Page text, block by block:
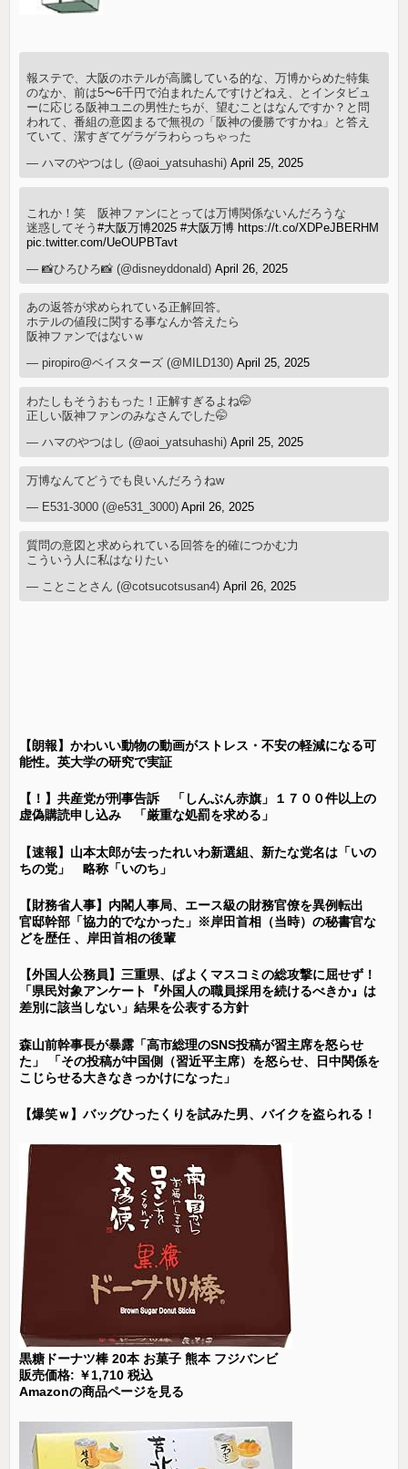
報ステで、大阪のホテルが高騰している的な、万博からめた特集
のなか、前は5〜6千円で泊まれたんですけどねえ、とインタビュ
ーに応じる阪神ユニの男性たちが、望むことはなんですか？と問
われて、番組の意図まるで無視の「阪神の優勝ですかね」と答え
ていて、潔すぎてゲラゲラわらっちゃった
— ハマのやつはし (@aoi_yatsuhashi)April 25, 2025
これか！笑 阪神ファンにとっては万博関係ないんだろうな
迷惑してそう#大阪万博2025 #大阪万博 https://t.co/XDPeJBERHM
pic.twitter.com/UeOUPBTavt
— 📸ひろひろ📸 (@disneyddonald)April 26, 2025
あの返答が求められている正解回答。
ホテルの値段に関する事なんか答えたら
阪神ファンではないｗ
— piropiro@ベイスターズ (@MILD130)April 25, 2025
わたしもそうおもった！正解すぎるよね🤭
正しい阪神ファンのみなさんでした🤭
— ハマのやつはし (@aoi_yatsuhashi)April 25, 2025
万博なんてどうでも良いんだろうねw
— E531-3000 (@e531_3000)April 26, 2025
質問の意図と求められている回答を的確につかむ力
こういう人に私はなりたい
— ことことさん (@cotsucotsusan4)April 26, 2025
【朗報】かわいい動物の動画がストレス・不安の軽減になる可
能性。英大学の研究で実証
【！】共産党が刑事告訴 「しんぶん赤旗」１７００件以上の
虚偽購読申し込み 「厳重な処罰を求める」
【速報】山本太郎が去ったれいわ新選組、新たな党名は「いの
ちの党」 略称「いのち」
【財務省人事】内閣人事局、エース級の財務官僚を異例転出
官邸幹部「協力的でなかった」※岸田首相（当時）の秘書官な
どを歴任 、岸田首相の後輩
【外国人公務員】三重県、ぱよくマスコミの総攻撃に屈せず！
「県民対象アンケート『外国人の職員採用を続けるべきか』は
差別に該当しない」結果を公表する方針
森山前幹事長が暴露「高市総理のSNS投稿が習主席を怒らせ
た」 「その投稿が中国側（習近平主席）を怒らせ、日中関係を
こじらせる大きなきっかけになった」
【爆笑ｗ】バッグひったくりを試みた男、バイクを盗られる！
黒糖ドーナツ棒 20本 お菓子 熊本 フジバンビ
販売価格: ￥1,710 税込
Amazonの商品ページを見る